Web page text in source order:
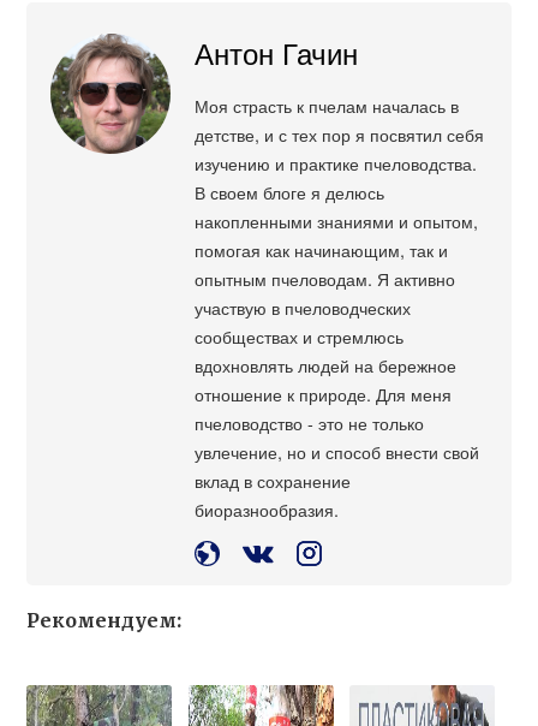
Антон Гачин
Моя страсть к пчелам началась в
детстве, и с тех пор я посвятил себя
изучению и практике пчеловодства.
В своем блоге я делюсь
накопленными знаниями и опытом,
помогая как начинающим, так и
опытным пчеловодам. Я активно
участвую в пчеловодческих
сообществах и стремлюсь
вдохновлять людей на бережное
отношение к природе. Для меня
пчеловодство - это не только
увлечение, но и способ внести свой
вклад в сохранение
биоразнообразия.
Рекомендуем: